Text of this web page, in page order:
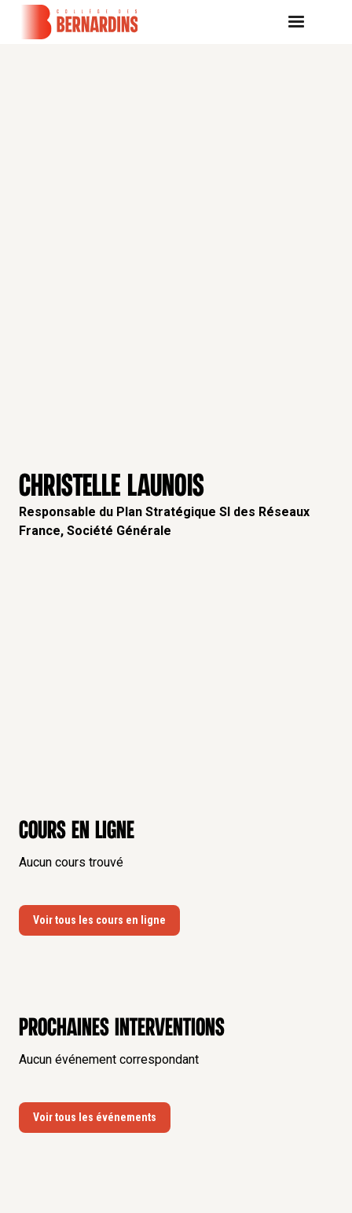
CHRISTELLE LAUNOIS
Responsable du Plan Stratégique SI des Réseaux
France, Société Générale
Cours en ligne
Aucun cours trouvé
Voir tous les cours en ligne
Prochaines interventions
Aucun événement correspondant
Voir tous les événements